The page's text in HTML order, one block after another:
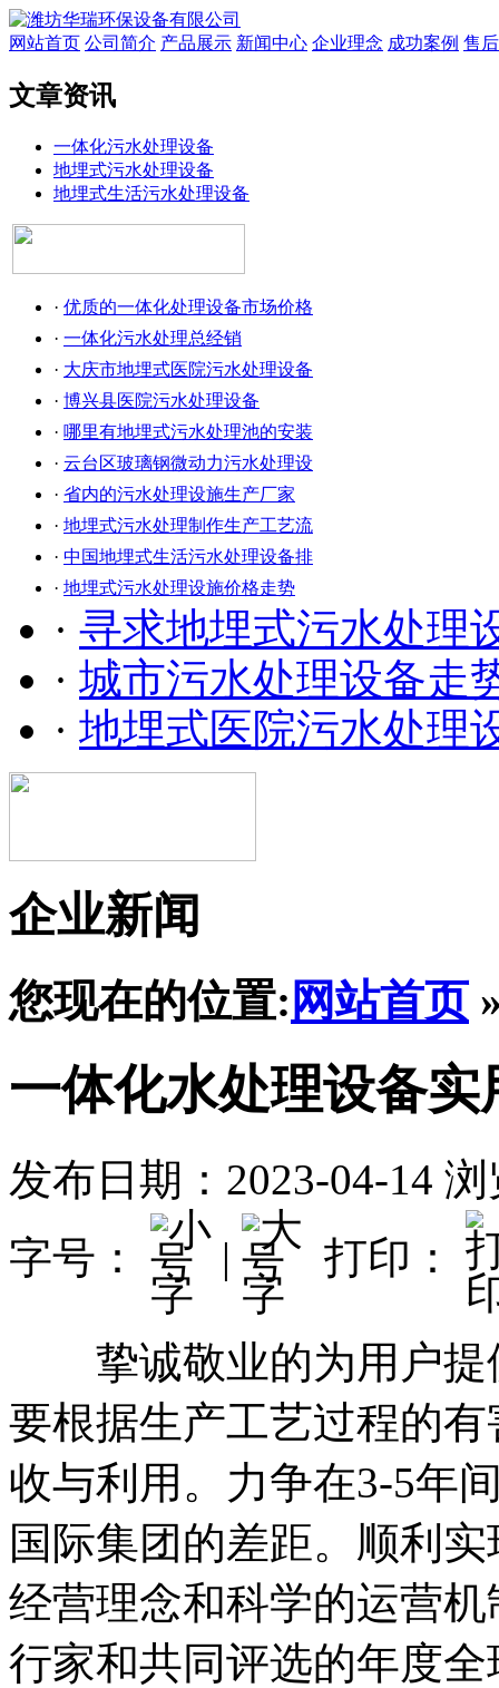
网站首页 公司简介 产品展示 新闻中心 企业理念 成功案例 售
文章资讯
一体化污水处理设备
地埋式污水处理设备
地埋式生活污水处理设备
· 优质的一体化处理设备市场价格
· 一体化污水处理总经销
· 大庆市地埋式医院污水处理设备
· 博兴县医院污水处理设备
· 哪里有地埋式污水处理池的安装
· 云台区玻璃钢微动力污水处理设
· 省内的污水处理设施生产厂家
· 地埋式污水处理制作生产工艺流
· 中国地埋式生活污水处理设备排
· 地埋式污水处理设施价格走势
· 寻求地埋式污水处理
· 城市污水处理设备走
· 地埋式医院污水处理
企业新闻
您现在的位置: 网站首页
一体化水处理设备实
发布日期：2023-04-14 浏
字号：
| 打印：
挚诚敬业的为用户提
要根据生产工艺过程的
收与利用。力争在3-5年
国际集团的差距。顺利
经营理念和科学的运营
行家和共同评选的年度